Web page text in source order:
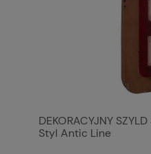
DEKORACYJNY
Styl Antic Line